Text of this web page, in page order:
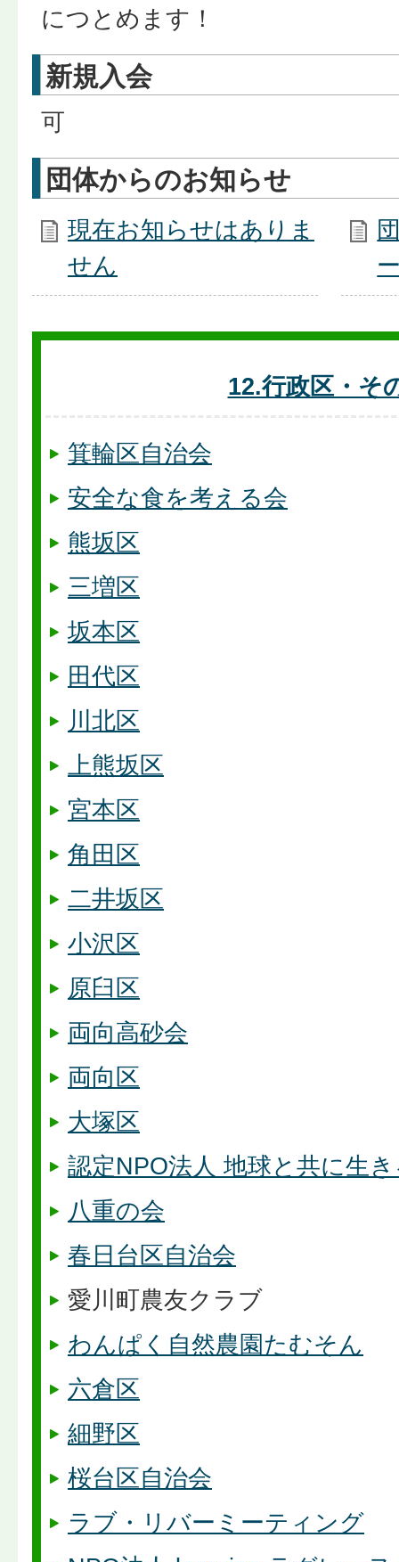
につとめます！
新規入会
可
団体からのお知らせ
現在お知らせはありま
せん
12.行政区・そ
箕輪区自治会
安全な食を考える会
熊坂区
三増区
坂本区
田代区
川北区
上熊坂区
宮本区
角田区
二井坂区
小沢区
原臼区
両向高砂会
両向区
大塚区
認定NPO法人 地球と共に生
八重の会
春日台区自治会
愛川町農友クラブ
わんぱく自然農園たむそん
六倉区
細野区
桜台区自治会
ラブ・リバーミーティング